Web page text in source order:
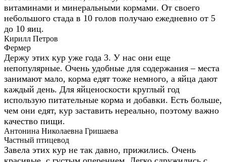
витаминами и минеральными кормами. От своего
небольшого стада в 10 голов получаю ежедневно от 5
до 10 яиц.
Кирилл Петров
Фермер
Держу этих кур уже года 3. У нас они еще
непопулярные. Очень удобные для содержания – места
занимают мало, корма едят тоже немного, а яйца дают
каждый день. Для яйценоскости круглый год
использую питательные корма и добавки. Есть больше,
чем они едят, кур заставить нереально, поэтому важно
качество пищи.
Антонина Николаевна Гришаева
Частный птицевод
Завела этих кур не так давно, прижились. Очень